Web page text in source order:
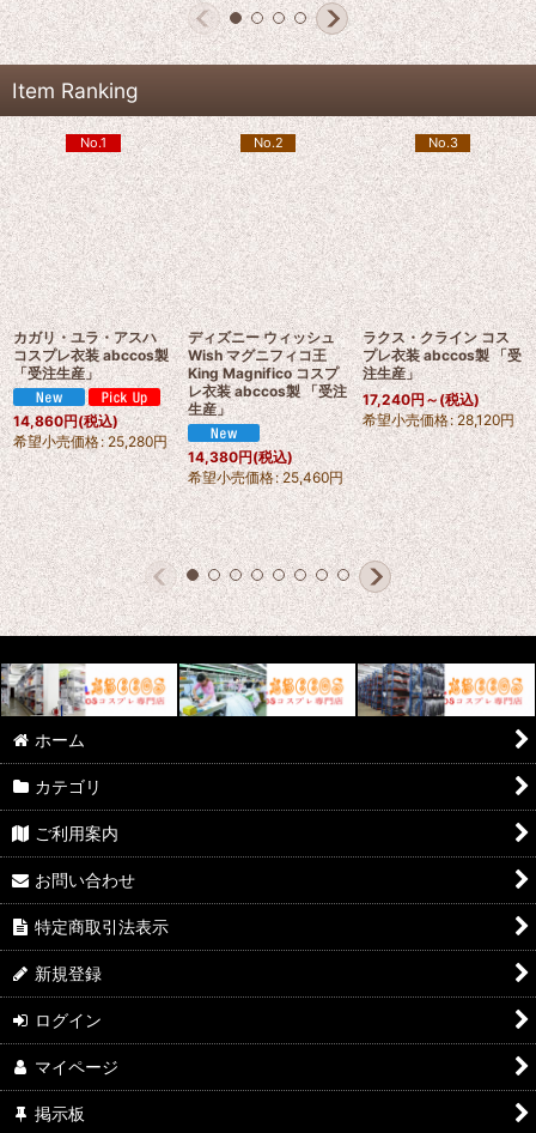
Item Ranking
No.1
カガリ・ユラ・アスハ
コスプレ衣装 abccos製
「受注生産」
14,860円(税込)
希望小売価格: 25,280円
No.2
ディズニー ウィッシュ
Wish マグニフィコ王
King Magnifico コスプ
レ衣装 abccos製 「受注
生産」
14,380円(税込)
希望小売価格: 25,460円
No.3
ラクス・クライン コス
プレ衣装 abccos製 「受
注生産」
17,240円～ (税込)
希望小売価格: 28,120円
ホーム
カテゴリ
ご利用案内
お問い合わせ
特定商取引法表示
新規登録
ログイン
マイページ
掲示板